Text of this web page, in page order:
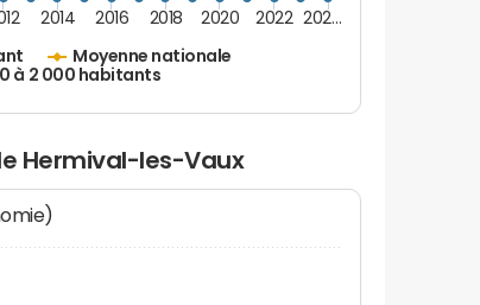
Moyenne nationale
à 2 000 habitants
2014 2016 2018 2020 2022 202…
Hermival-les-Vaux